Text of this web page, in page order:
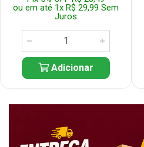
ou em até 1x R$ 29,99 Sem
Juros
Adicionar